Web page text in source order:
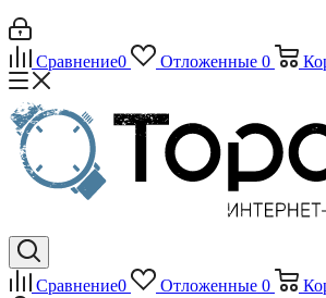
Сравнение0 Отложенные 0
Сравнение0 Отложенные 0